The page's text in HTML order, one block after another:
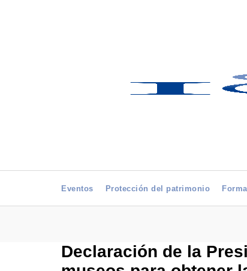
Eventos Protección del patrimonio
Declaración de la